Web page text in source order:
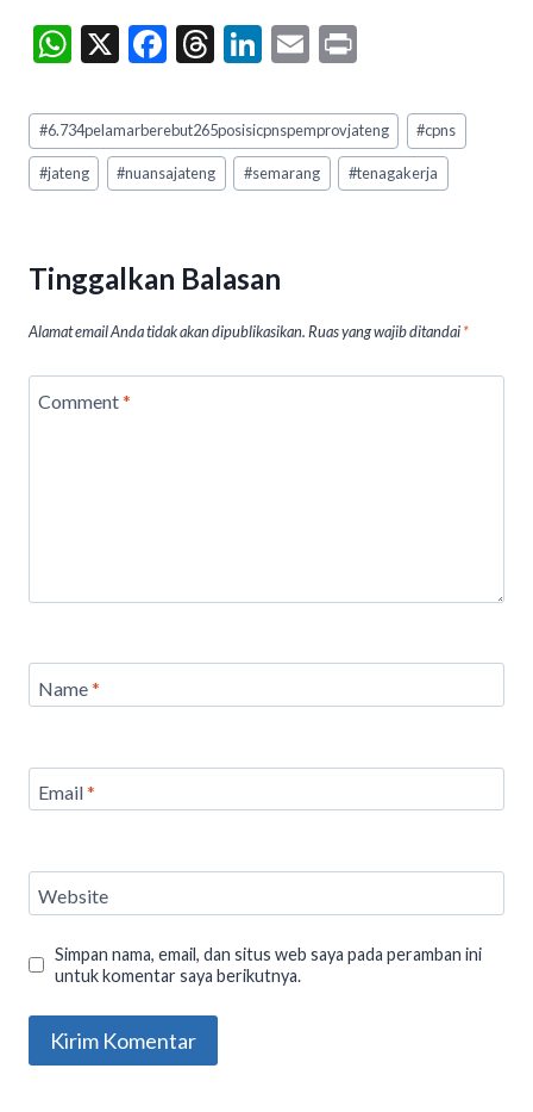
W
at
s
A
p
X
F
e
b
o
k
T
ea
ds
Li
ke
dI
n
E
ai
l
t
Post
Tags:
#6.734pelamarberebut265posisicpnspemprovjateng #cpns
#jateng #nuansajateng #semarang #tenagakerja
Tinggalkan Balasan
Alamat email Anda tidak akan dipublikasikan. Ruas yang wajib ditandai*
Comment*
Name*
Email*
Website
Simpan nama, email, dan situs web saya pada peramban ini
untuk komentar saya berikutnya.